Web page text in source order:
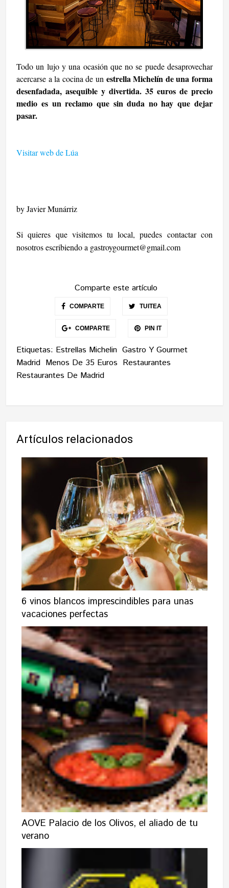
Todo un lujo y una ocasión que no se puede desaprovechar
acercarse a la cocina de un estrella Michelín de una forma
desenfadada, asequible y divertida. 35 euros de precio
medio es un reclamo que sin duda no hay que dejar
pasar.
Visitar web de Lúa
by Javier Munárriz
Si quieres que visitemos tu local, puedes contactar con
nosotros escribiendo a gastroygourmet@gmail.com
Comparte este artículo
COMPARTE TUITEA
COMPARTE PIN IT
Etiquetas: Estrellas Michelin Gastro Y Gourmet
Madrid Menos De 35 Euros Restaurantes
Restaurantes De Madrid
Artículos relacionados
6 vinos blancos imprescindibles para unas
vacaciones perfectas
AOVE Palacio de los Olivos, el aliado de tu
verano